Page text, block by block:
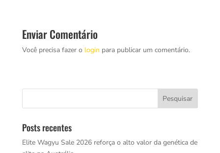
Enviar Comentário
Você precisa fazer o login para publicar um comentário.
Posts recentes
Elite Wagyu Sale 2026 reforça o alto valor da genética de